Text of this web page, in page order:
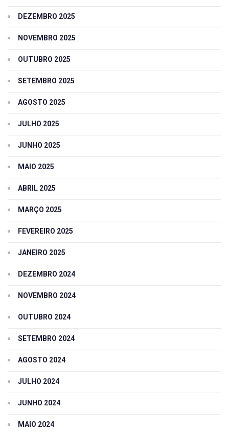
DEZEMBRO 2025
NOVEMBRO 2025
OUTUBRO 2025
SETEMBRO 2025
AGOSTO 2025
JULHO 2025
JUNHO 2025
MAIO 2025
ABRIL 2025
MARÇO 2025
FEVEREIRO 2025
JANEIRO 2025
DEZEMBRO 2024
NOVEMBRO 2024
OUTUBRO 2024
SETEMBRO 2024
AGOSTO 2024
JULHO 2024
JUNHO 2024
MAIO 2024